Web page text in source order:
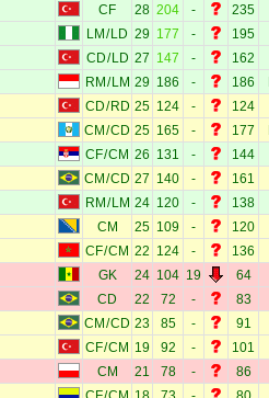
CF 28 204 - 235
LM / LD 29 177 - 195
CD/LD 27 147 - 162
RM /LM 29 186 - 186
CD/RD 25 124 - 124
CM /CD 25 165 - 177
CF/CM 26 131 - 144
CM /CD 27 140 - 161
RM /LM 24 120 - 138
CM 25 109 - 120
CF/CM 22 124 - 136
GK 24 104 19 64
CD 22 72 - 83
CM /CD 23 85 - 91
CF/CM 19 92 - 101
CM 21 78 - 86